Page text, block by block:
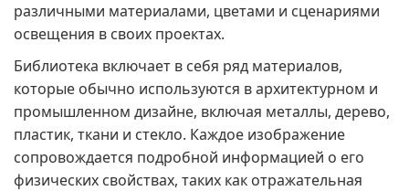
различными материалами, цветами и сценариями
освещения в своих проектах.
Библиотека включает в себя ряд материалов,
которые обычно используются в архитектурном и
промышленном дизайне, включая металлы, дерево,
пластик, ткани и стекло. Каждое изображение
сопровождается подробной информацией о его
физических свойствах, таких как отражательная